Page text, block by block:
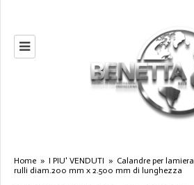
Home » I PIU' VENDUTI » Calandre per lamiera
rulli diam.200 mm x 2.500 mm di lunghezza